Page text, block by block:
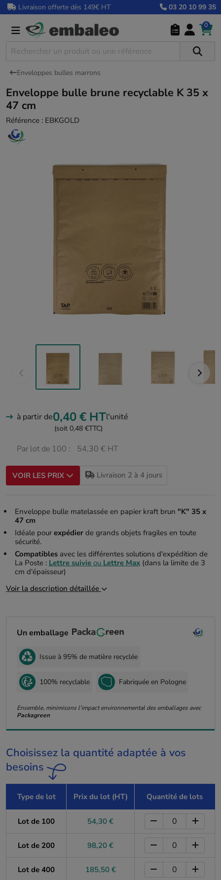
Livraison offerte dès 149€ HT 03 20 10 99 35
0
Enveloppes bulles marrons
Enveloppe bulle brune recyclable K 35 x
47 cm
Référence : EBKGOLD
à partir de0,40 € HTl'unité
(soit 0,48 €TTC)
Par lot de 100 : 54,30 € HT
VOIR LES PRIX Livraison 2 à 4 jours
Enveloppe bulle matelassée en papier kraft brun "K" 35 x
47 cm
Idéale pour expédierde grands objets fragiles en toute
sécurité.
Compatiblesavec les différentes solutions d'expédition de
La Poste : Lettre suivieou Lettre Max(dans la limite de 3
cm d'épaisseur)
Voir la description détaillée
Un emballage
Issue à 95% de matière recyclée
100% recyclable Fabriquée en Pologne
Ensemble, minimisons l'impact environnemental des emballages avec
Packagreen
Choisissez la quantité adaptée à vos
besoins
Type de lot Prix du lot (HT) Quantité de lots
Lot de 100 54,30 €
Lot de 200 98,20 €
Lot de 400 185,50 €